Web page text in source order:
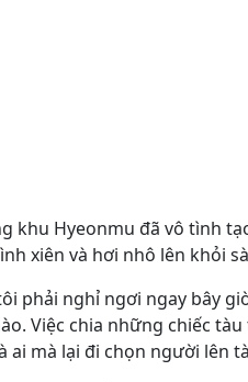
Hyeonmu đã vô tình
xiên và hơi nhô lên khỏi
phải nghỉ ngơi ngay bây
Việc chia những chiếc
mà lại đi chọn người lên